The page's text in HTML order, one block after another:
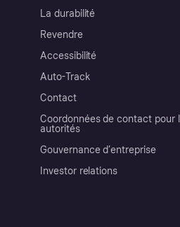
La durabilité
Revendre
Accessibilité
Auto-Track
Contact
Coordonnées de contact pour
autorités
Gouvernance d’entreprise
Investor relations